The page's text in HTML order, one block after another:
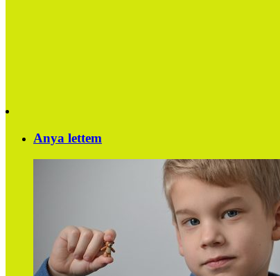
Anya lettem